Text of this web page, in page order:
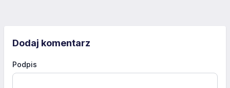
Dodaj komentarz
Podpis